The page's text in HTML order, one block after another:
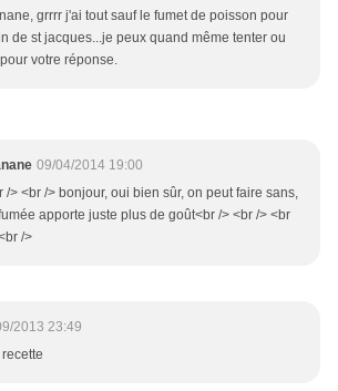
grrrr j'ai tout sauf le fumet de poisson pour
de st jacques...je peux quand même tenter ou
votre réponse.
09/04/2014 19:00
/> <br /> bonjour, oui bien sûr, on peut faire sans,
apporte juste plus de goût<br /> <br /> <br
/>
2013 23:49